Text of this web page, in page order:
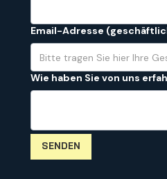
Email-Adresse
Wie haben Sie von uns